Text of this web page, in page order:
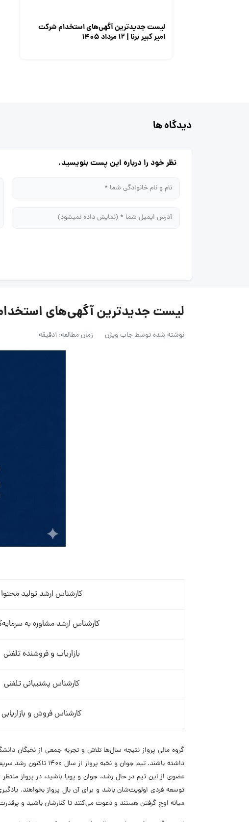
لیست جدیدترین آگهی‌های استخدام شرکت
امیر کبیر برنا | ۱۲ مرداد ۱۴۰۵
دیدگاه ها
نظر خود را درباره این پست بنویسید.
لیست جدیدترین آگهی‌های استخدام گروه
نوشته شده توسطجاب ویژن زمان مطالعه: 1دقیقه
کارشناس ارشد تولید محتوا
کارشناس ارشد مشاوره به
بازاریاب و فروشنده تلفنی
کارشناس پشتیبانی تلفنی
کارشناس فروش و بازاریابی
گروه مالی پرواز نتیجه سال‌ها تلاش و تجربه جمعی از نخبگان
داشته باشند. تیم
عضوی از این تیم در حال رشد، جوان و پویا باشید، در پرواز
توسعه فردی اولویت‌شان باشد و برای آن بال پرواز بخواهند.
میانه اوج گرفتن هستند و دعوت می‌کنند تا کنارشان باشید و